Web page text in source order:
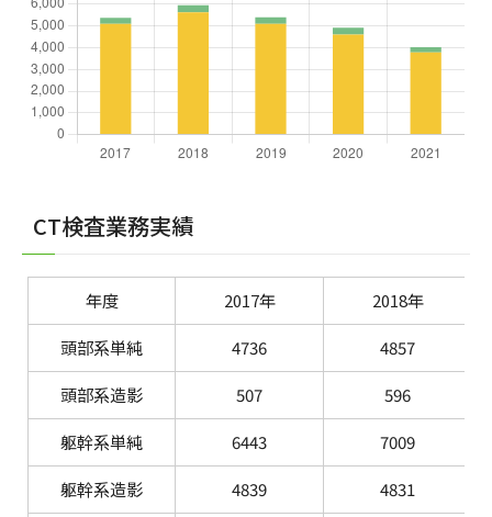
CT検査業務実績
年度 2017年 2018年
頭部系単純 4736 4857
頭部系造影 507 596
躯幹系単純 6443 7009
躯幹系造影 4839 4831